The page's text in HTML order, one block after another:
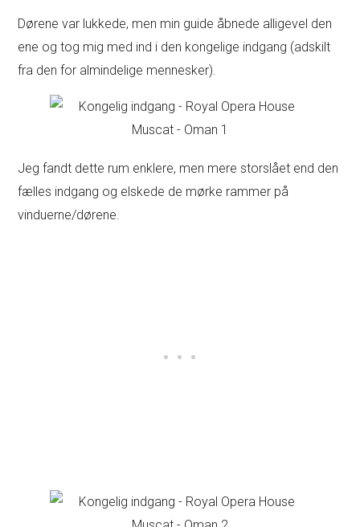
Dørene var lukkede, men min guide åbnede alligevel den
ene og tog mig med ind i den kongelige indgang (adskilt
fra den for almindelige mennesker).
Jeg fandt dette rum enklere, men mere storslået end den
fælles indgang og elskede de mørke rammer på
vinduerne/dørene.